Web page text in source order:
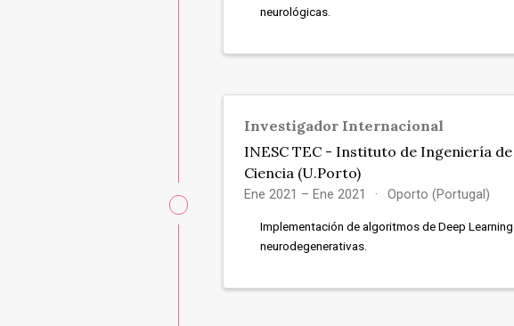
neurológicas.
Investigador Internacional
INESC TEC - Instituto de Ingeniería
Ciencia (U.Porto)
Ene 2021 – Ene 2021 Oporto (Portugal)
Implementación de algoritmos de Deep
neurodegenerativas.